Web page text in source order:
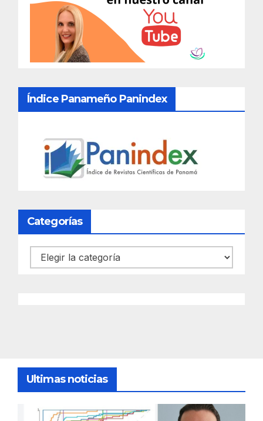
Índice Panameño Panindex
Categorías
Categorías
Ultimas noticias